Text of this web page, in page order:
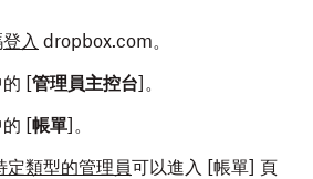
登入 dropbox.com。
的 [管理員主控台]。
的 [帳單]。
定類型的管理員可以進入 [帳單] 頁